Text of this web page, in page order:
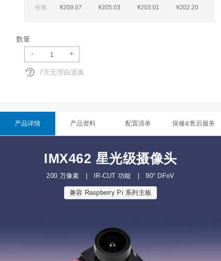
价格
¥209.07 ¥205.03 ¥203.01 ¥202.20
数量
-
+
7天无理由退换
产品详情 产品资料 配置清单 保修&售后服务
IMX462 星光级摄像头
200 万像素 | IR-CUT 功能 | 90° DFoV
兼容 Raspberry Pi 系列主板